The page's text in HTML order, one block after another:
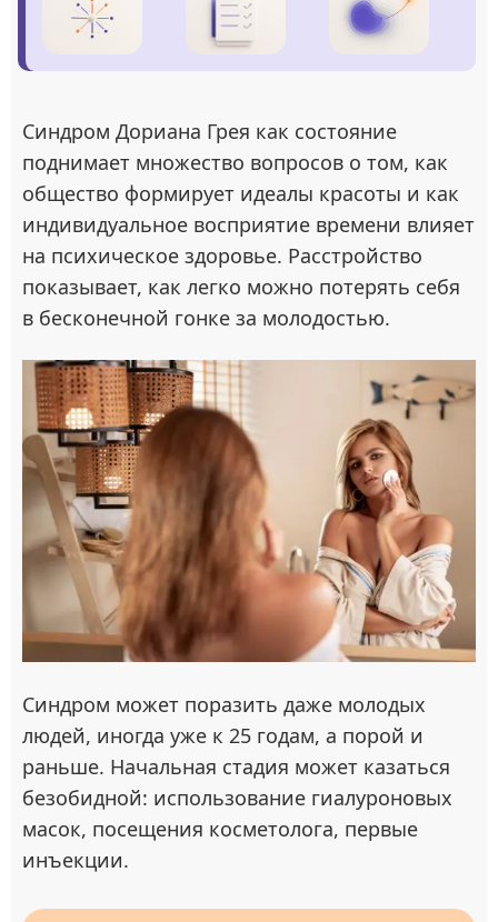
Синдром Дориана Грея как состояние
поднимает множество вопросов о том, как
общество формирует идеалы красоты и как
индивидуальное восприятие времени влияет
на психическое здоровье. Расстройство
показывает, как легко можно потерять себя
в бесконечной гонке за молодостью.
Синдром может поразить даже молодых
людей, иногда уже к 25 годам, а порой и
раньше. Начальная стадия может казаться
безобидной: использование гиалуроновых
масок, посещения косметолога, первые
инъекции.